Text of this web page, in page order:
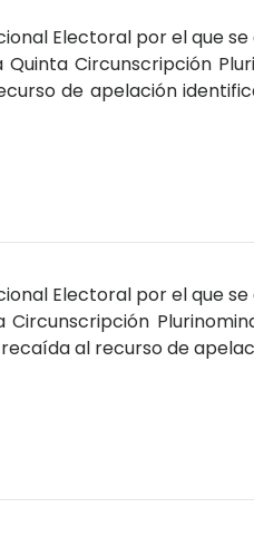
Electoral por el que
Circunscripción
de apelación
Electoral por el que
al recurso de